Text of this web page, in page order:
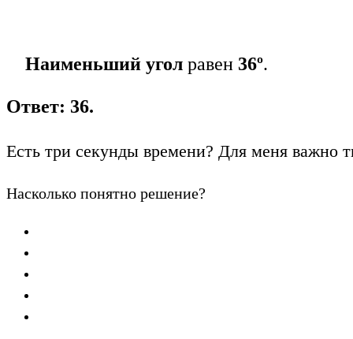
Наименьший угол равен 36º.
Ответ: 36.
Есть три секунды времени? Для меня важно
Насколько понятно решение?